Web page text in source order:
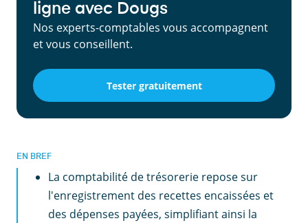
ligne avec Dougs
Nos experts-comptables vous accompagnent
et vous conseillent.
Tester gratuitement
EN BREF
La comptabilité de trésorerie repose sur
l'enregistrement des recettes encaissées et
des dépenses payées, simplifiant ainsi la